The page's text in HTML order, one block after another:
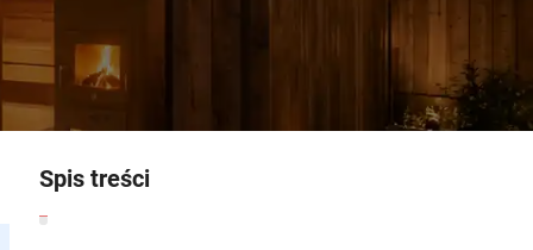
Spis treści